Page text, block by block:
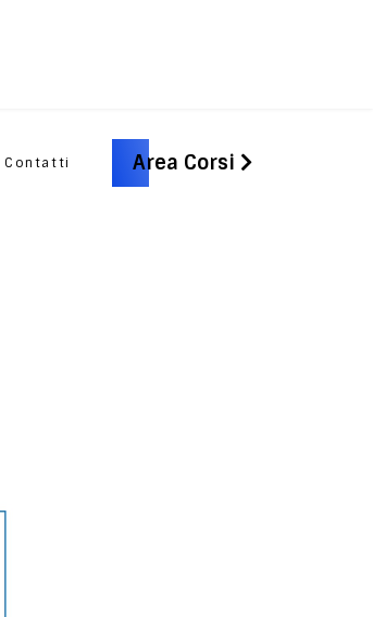
Contatti Area Corsi